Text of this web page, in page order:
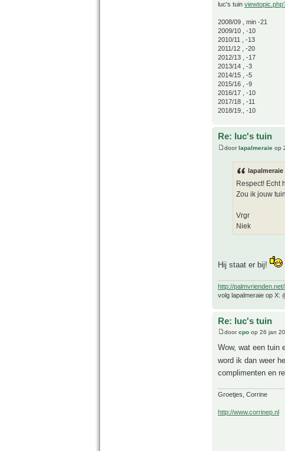
luc's tuin
2008/09 , min -21
2009/10 , -10
2010/11 , -13
2011/12 , -20
2012/13 , -17
2013/14 , -3
2014/15 , -5
2015/16 , -9
2016/17 , -10
2017/18 , -11
2018/19., -10
Re: luc's tuin
doorlapalmeraie op
lapalmeraie
Respect! Echt
Zou ik jouw
Vrgr
Niek
Hij staat er bij!
http://
volg lapalmeraie op X:
Re: luc's tuin
doorcpo op 26 jan
Wow, wat een tuin
word ik dan weer
complimenten en
Groetjes, Corrine
http://www.corrinep.nl